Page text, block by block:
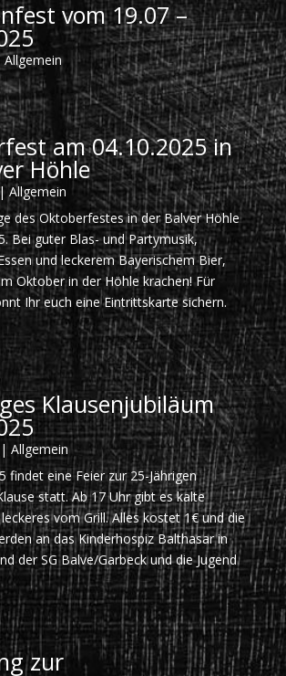
vom 19.07 –
Allgemein
am 04.10.2025 in
Höhle
Allgemein
des Oktoberfestes in der Balver Höhle
Bei guter Blas- und Partymusik,
und leckerem Bayerischem Bier,
Oktober in der Höhle krachen! Für
Ihr euch eine Eintrittskarte sichern.
Klausenjubiläum
| Allgemein
findet eine Feier zur 25-Jährigen
statt. Ab 17 Uhr gibt es kalte
vom Grill. Alles kostet 1€ und die
an das Kinderhospiz Balthasar in
der SG Balve/Garbeck und die Jugend
zur